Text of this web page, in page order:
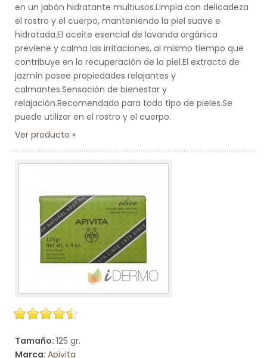
en un jabón hidratante multiusos.Limpia con delicadeza
el rostro y el cuerpo, manteniendo la piel suave e
hidratada.El aceite esencial de lavanda orgánica
previene y calma las irritaciones, al mismo tiempo que
contribuye en la recuperación de la piel.El extracto de
jazmín posee propiedades relajantes y
calmantes.Sensación de bienestar y
relajación.Recomendado para todo tipo de pieles.Se
puede utilizar en el rostro y el cuerpo.
Ver producto
Tamaño: 125 gr.
Marca: Apivita